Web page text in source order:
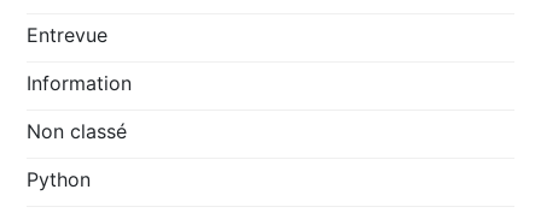
Entrevue
Information
Non classé
Python